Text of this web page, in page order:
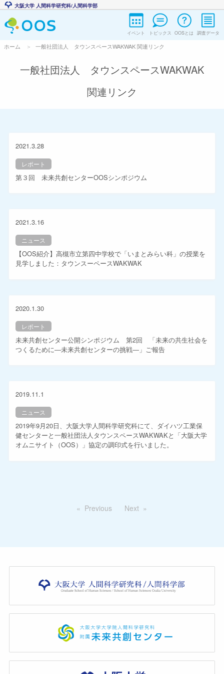
大阪大学 人間科学研究科/人間科学部
イベント トピックス OOSとは 調査データ
ホーム 一般社団法人 タウンスペースWAKWAK 関連リンク
一般社団法人 タウンスペースWAKWAK
関連リンク
2021.3.28
レポート
第３回 未来共創センターOOSシンポジウム
2021.3.16
ニュース
【OOS紹介】高槻市立第四中学校で「いまとみらい科」の授業を
見学しました：タウンスーペースWAKWAK
2020.1.30
レポート
未来共創センター公開シンポジウム 第2回 「未来の共生社会を
つくるために―未来共創センターの挑戦―」ご報告
2019.11.1
ニュース
2019年9月20日、大阪大学人間科学研究科にて、ダイハツ工業保
健センターと一般社団法人タウンスペースWAKWAKと「大阪大学
オムニサイト（OOS）」協定の調印式を行いました。
Previous Next